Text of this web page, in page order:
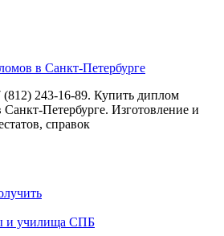
в Санкт-Петербурге
243-16-89. Купить диплом
Петербурге. Изготовление и
справок
и училища СПБ